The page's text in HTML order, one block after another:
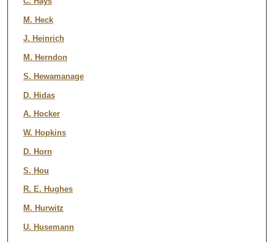
M. Heck
J. Heinrich
M. Herndon
S. Hewamanage
D. Hidas
A. Hocker
W. Hopkins
D. Horn
S. Hou
R. E. Hughes
M. Hurwitz
U. Husemann